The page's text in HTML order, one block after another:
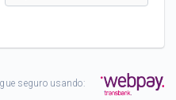
seguro usando: